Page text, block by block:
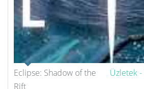
Üzletek -
Eclipse: Shadow of the
Rift